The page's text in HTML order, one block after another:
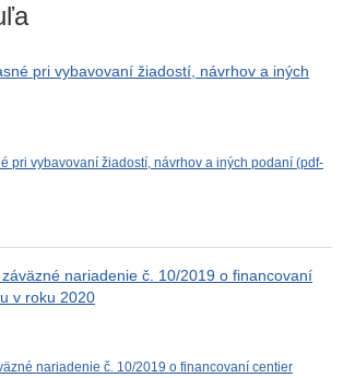
pri vybavovaní žiadostí, návrhov a iných
pri vybavovaní žiadostí, návrhov a iných podaní (pdf-
nariadenie č. 10/2019 o financovaní
v roku 2020
nariadenie č. 10/2019 o financovaní centier